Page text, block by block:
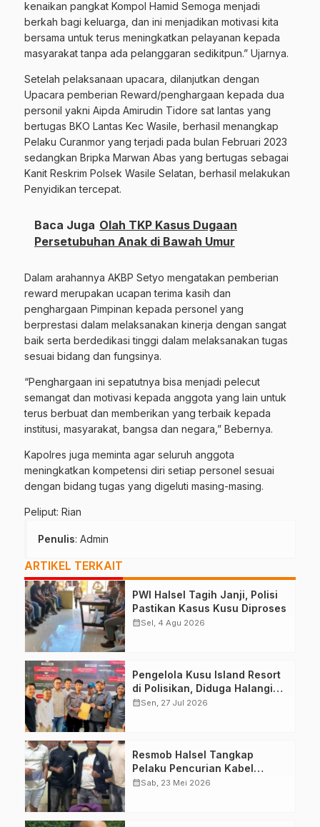
kenaikan pangkat Kompol Hamid Semoga menjadi
berkah bagi keluarga, dan ini menjadikan motivasi kita
bersama untuk terus meningkatkan pelayanan kepada
masyarakat tanpa ada pelanggaran sedikitpun.” Ujarnya.
Setelah pelaksanaan upacara, dilanjutkan dengan
Upacara pemberian Reward/penghargaan kepada dua
personil yakni Aipda Amirudin Tidore sat lantas yang
bertugas BKO Lantas Kec Wasile, berhasil menangkap
Pelaku Curanmor yang terjadi pada bulan Februari 2023
sedangkan Bripka Marwan Abas yang bertugas sebagai
Kanit Reskrim Polsek Wasile Selatan, berhasil melakukan
Penyidikan tercepat.
Baca Juga Olah TKP Kasus Dugaan
Persetubuhan Anak di Bawah Umur
Dalam arahannya AKBP Setyo mengatakan pemberian
reward merupakan ucapan terima kasih dan
penghargaan Pimpinan kepada personel yang
berprestasi dalam melaksanakan kinerja dengan sangat
baik serta berdedikasi tinggi dalam melaksanakan tugas
sesuai bidang dan fungsinya.
“Penghargaan ini sepatutnya bisa menjadi pelecut
semangat dan motivasi kepada anggota yang lain untuk
terus berbuat dan memberikan yang terbaik kepada
institusi, masyarakat, bangsa dan negara,” Bebernya.
Kapolres juga meminta agar seluruh anggota
meningkatkan kompetensi diri setiap personel sesuai
dengan bidang tugas yang digeluti masing-masing.
Peliput: Rian
Penulis: Admin
ARTIKEL TERKAIT
PWI Halsel Tagih Janji, Polisi
Pastikan Kasus Kusu Diproses
calendar_monthSel, 4 Agu 2026
Pengelola Kusu Island Resort
di Polisikan, Diduga Halangi
Kerja Jurnalis
calendar_monthSen, 27 Jul 2026
Resmob Halsel Tangkap
Pelaku Pencurian Kabel
Lampu Jalan
calendar_monthSab, 23 Mei 2026